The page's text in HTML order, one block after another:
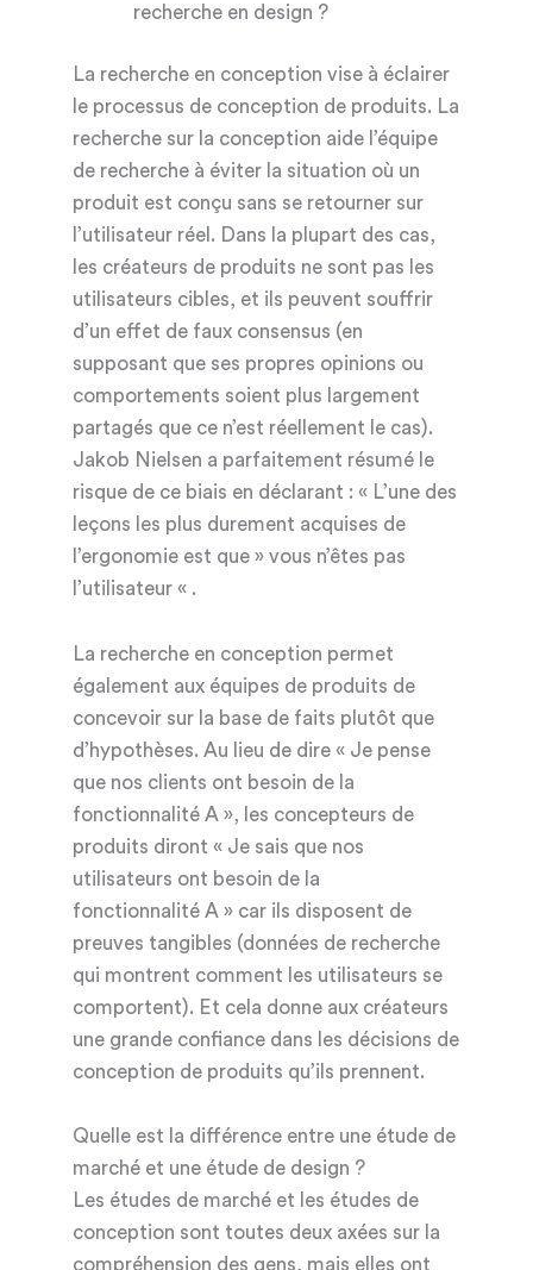
recherche en design ?
La recherche en conception vise à éclairer
le processus de conception de produits. La
recherche sur la conception aide l’équipe
de recherche à éviter la situation où un
produit est conçu sans se retourner sur
l’utilisateur réel. Dans la plupart des cas,
les créateurs de produits ne sont pas les
utilisateurs cibles, et ils peuvent souffrir
d’un effet de faux consensus (en
supposant que ses propres opinions ou
comportements soient plus largement
partagés que ce n’est réellement le cas).
Jakob Nielsen a parfaitement résumé le
risque de ce biais en déclarant : « L’une des
leçons les plus durement acquises de
l’ergonomie est que » vous n’êtes pas
l’utilisateur « .
La recherche en conception permet
également aux équipes de produits de
concevoir sur la base de faits plutôt que
d’hypothèses. Au lieu de dire « Je pense
que nos clients ont besoin de la
fonctionnalité A », les concepteurs de
produits diront « Je sais que nos
utilisateurs ont besoin de la
fonctionnalité A » car ils disposent de
preuves tangibles (données de recherche
qui montrent comment les utilisateurs se
comportent). Et cela donne aux créateurs
une grande confiance dans les décisions de
conception de produits qu’ils prennent.
Quelle est la différence entre une étude de
marché et une étude de design ?
Les études de marché et les études de
conception sont toutes deux axées sur la
compréhension des gens, mais elles ont